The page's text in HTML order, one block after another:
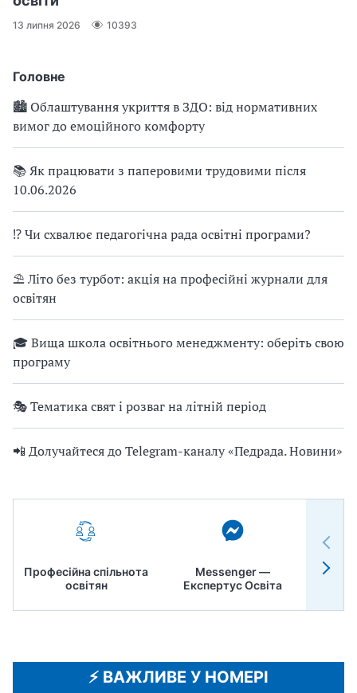
Головне
🏙 Облаштування укриття в ЗДО: від нормативних
вимог до емоційного комфорту
📚 Як працювати з паперовими трудовими після
10.06.2026
⁉ Чи схвалює педагогічна рада освітні програми?
⛱ Літо без турбот: акція на професійні журнали для
освітян
🎓 Вища школа освітнього менеджменту: оберіть свою
програму
🎭 Тематика свят і розваг на літній період
📲 Долучайтеся до Telegram-каналу «Педрада. Новини»
Професійна спільнота
освітян
Messenger —
Експертус Освіта
13 липня 2026 10393
⚡️ ВАЖЛИВЕ У НОМЕРІ